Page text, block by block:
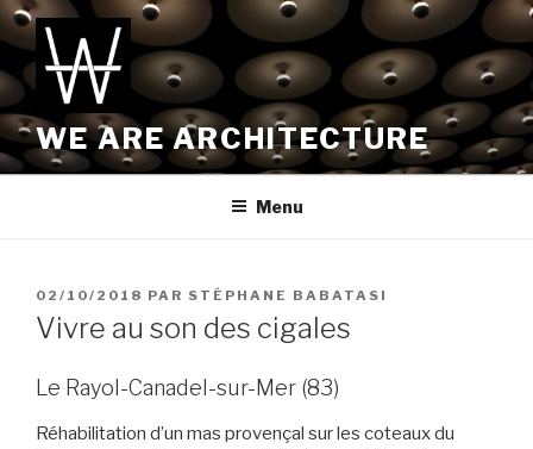
Aller
au
contenu
principal
WE ARE ARCHITECTURE
Menu
PUBLIÉ
LE
02/10/2018 PAR STÉPHANE BABATASI
Vivre au son des cigales
Le Rayol-Canadel-sur-Mer (83)
Réhabilitation d’un mas provençal sur les coteaux du